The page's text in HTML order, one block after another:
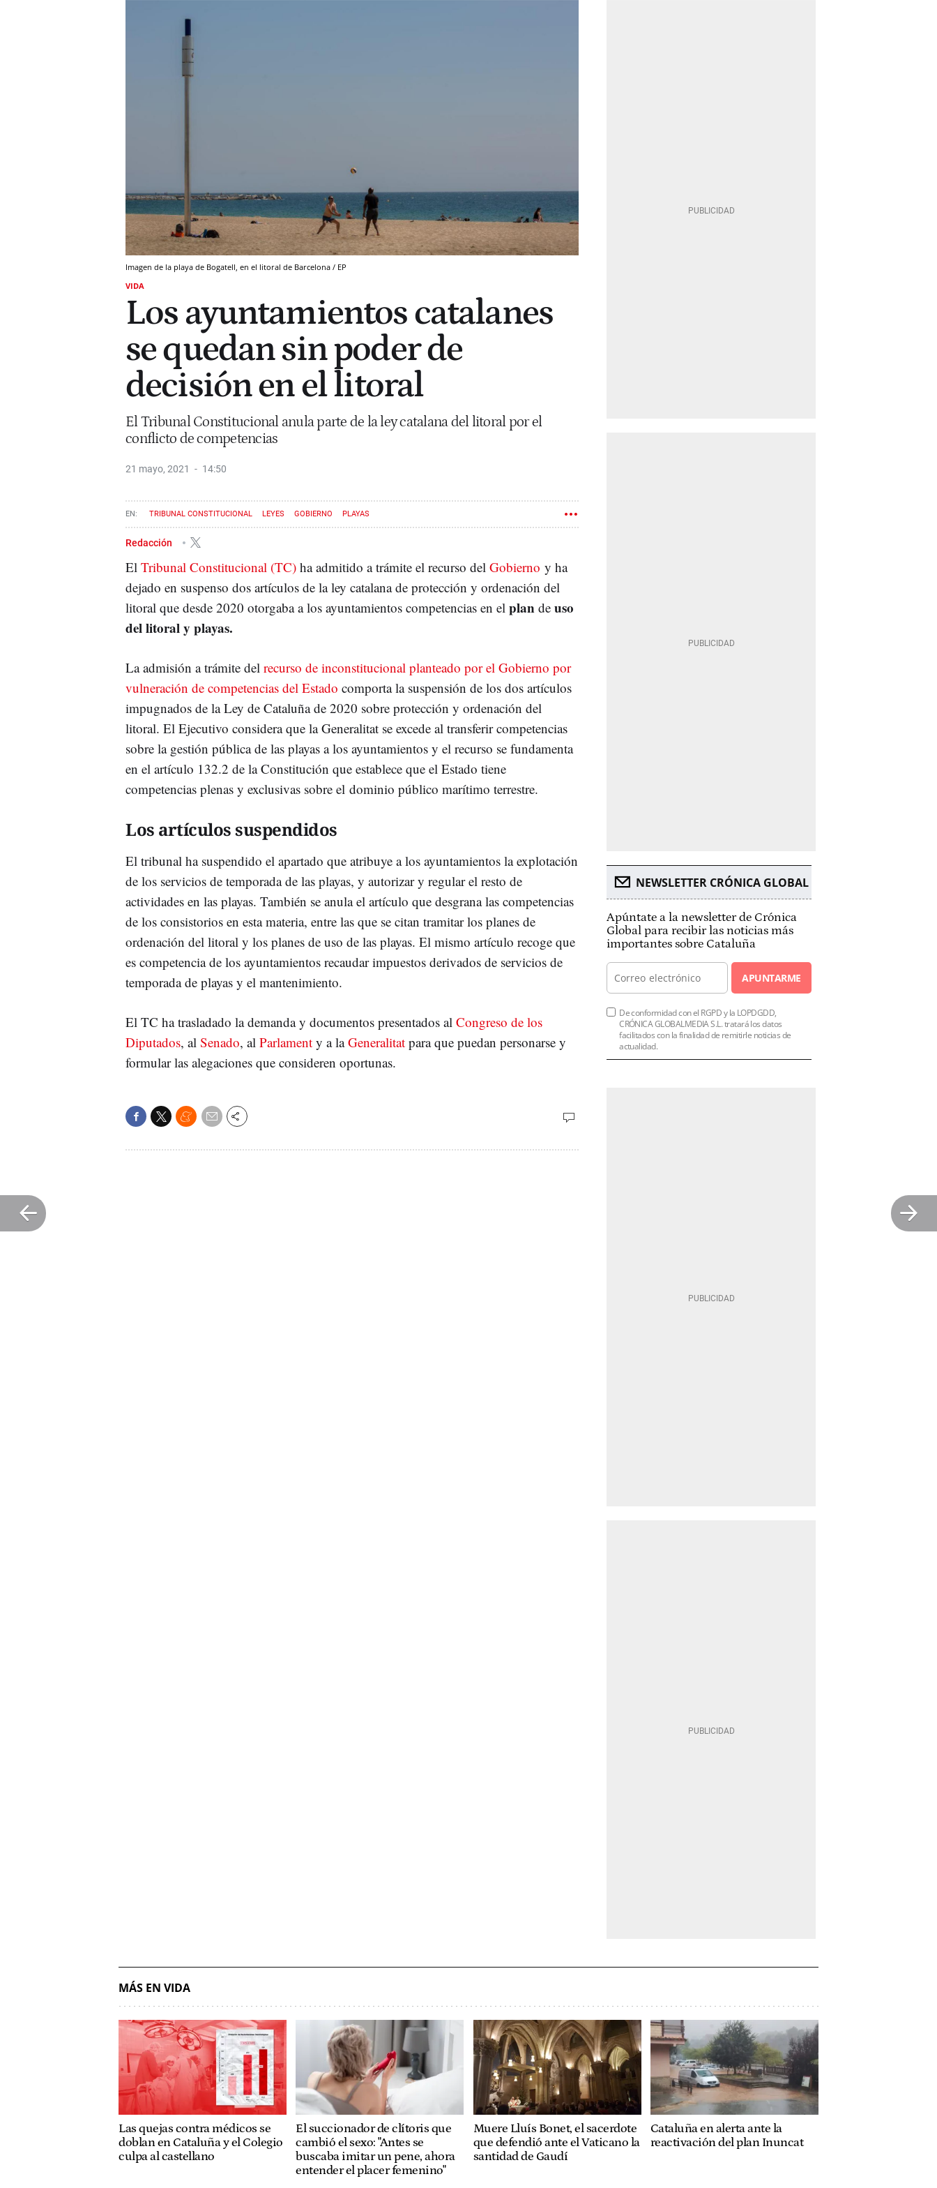
Imagen de la playa de Bogatell, en el litoral de Barcelona / EP
VIDA
Los ayuntamientos catalanes
se quedan sin poder de
decisión en el litoral
El Tribunal Constitucional anula parte de la ley catalana del litoral por el
conflicto de competencias
21 mayo, 2021 14:50
TRIBUNAL CONSTITUCIONAL LEYES GOBIERNO PLAYAS
Redacción
El Tribunal Constitucional (TC) ha admitido a trámite el recurso del Gobierno y ha
dejado en suspenso dos artículos de la ley catalana de protección y ordenación del
litoral que desde 2020 otorgaba a los ayuntamientos competencias en el plan de uso
del litoral y playas.
La admisión a trámite del recurso de inconstitucional planteado por el Gobierno por
vulneración de competencias del Estado comporta la suspensión de los dos artículos
impugnados de la Ley de Cataluña de 2020 sobre protección y ordenación del
litoral. El Ejecutivo considera que la Generalitat se excede al transferir competencias
sobre la gestión pública de las playas a los ayuntamientos y el recurso se fundamenta
en el artículo 132.2 de la Constitución que establece que el Estado tiene
competencias plenas y exclusivas sobre el dominio público marítimo terrestre.
Los artículos suspendidos
El tribunal ha suspendido el apartado que atribuye a los ayuntamientos la explotación
de los servicios de temporada de las playas, y autorizar y regular el resto de
actividades en las playas. También se anula el artículo que desgrana las competencias
de los consistorios en esta materia, entre las que se citan tramitar los planes de
ordenación del litoral y los planes de uso de las playas. El mismo artículo recoge que
es competencia de los ayuntamientos recaudar impuestos derivados de servicios de
temporada de playas y el mantenimiento.
El TC ha trasladado la demanda y documentos presentados al Congreso de los
Diputados, al Senado, al Parlament y a laGeneralitat para que puedan personarse y
formular las alegaciones que consideren oportunas.
NEWSLETTER CRÓNICA GLOBAL
Apúntate a la newsletter de Crónica
Global para recibir las noticias más
importantes sobre Cataluña
APUNTARME
De conformidad con el RGPD y la LOPDGDD,
CRÓNICA GLOBALMEDIA S.L. tratará los datos
facilitados con la finalidad de remitirle noticias de
actualidad.
MÁS EN VIDA
Las quejas contra médicos se
doblan en Cataluña y el Colegio
culpa al castellano
El succionador de clítoris que
cambió el sexo: "Antes se
buscaba imitar un pene, ahora
entender el placer femenino"
Muere Lluís Bonet, el sacerdote
que defendió ante el Vaticano la
santidad de Gaudí
Cataluña en alerta ante la
reactivación del plan Inuncat